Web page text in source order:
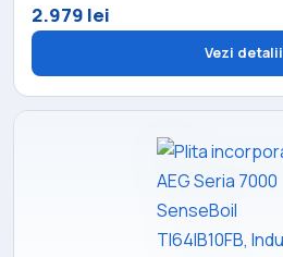
2.979 lei
Vezi detalii